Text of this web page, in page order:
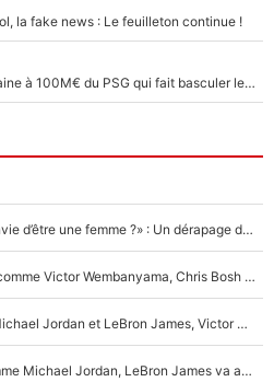
la fake news : Le feuilleton continue !
Akliouche, Mika Godts... La semaine à 100M€ du PSG qui fait basculer le mercato du PSG !
«LeBron James, as-tu déjà eu envie d’être une femme ?» : Un dérapage de Donald Trump sur la superstar de la NBA refait surface
NBA - Victime d'une thrombose comme Victor Wembanyama, Chris Bosh prévient le Français des risques sur sa santé : «J’ai failli mourir sur le coup et j’ai été ramené à la vie»
De la NBA au cinéma : Comme Michael Jordan et LeBron James, Victor Wembanyama rêve d'une carrière d'acteur !
The Last Dance sur Netflix : Comme Michael Jordan, LeBron James va avoir le droit à sa série !